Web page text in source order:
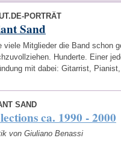
PORTRÄT
Sand
viele Mitglieder die Band schon
Hunderte. Einer
mit dabei: Gitarrist,
SAND
ca. 1990 - 2000
von Giuliano Benassi